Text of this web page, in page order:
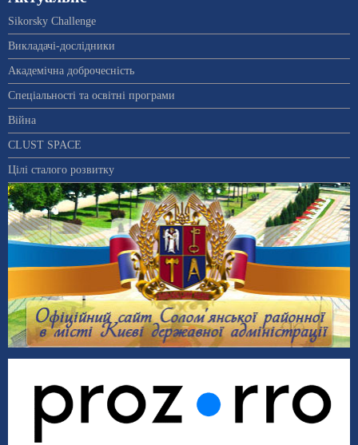
Sikorsky Challenge
Викладачі-дослідники
Академічна доброчесність
Спеціальності та освітні програми
Війна
CLUST SPACE
Цілі сталого розвитку